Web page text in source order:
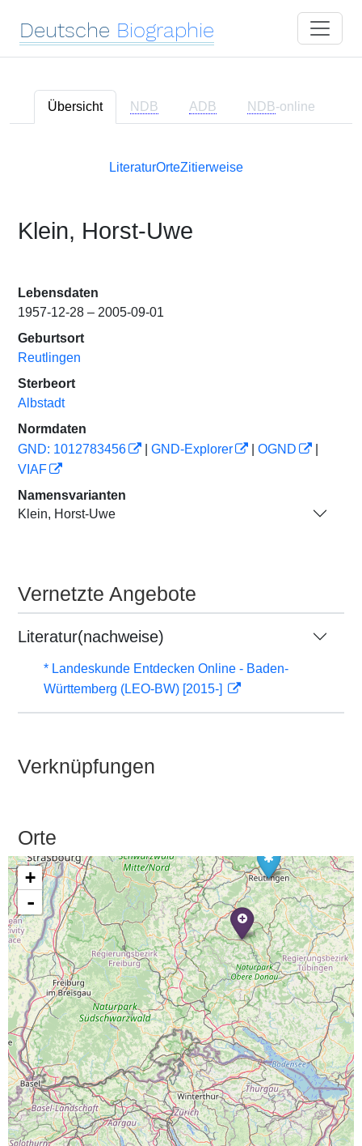
Deutsche Biographie
Übersicht NDB ADB NDB-online
LiteraturOrteZitierweise
Klein, Horst-Uwe
Lebensdaten
1957-12-28 – 2005-09-01
Geburtsort
Reutlingen
Sterbeort
Albstadt
Normdaten
GND: 1012783456
GND-Explorer OGND
VIAF
Namensvarianten
Klein, Horst-Uwe
Vernetzte Angebote
Literatur(nachweise)
* Landeskunde Entdecken Online - Baden-
Württemberg (LEO-BW) [2015-]
Verknüpfungen
Orte
+
-